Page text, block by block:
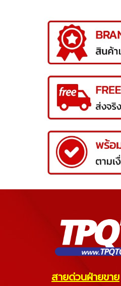
สายด่วนฝ่ายขาย